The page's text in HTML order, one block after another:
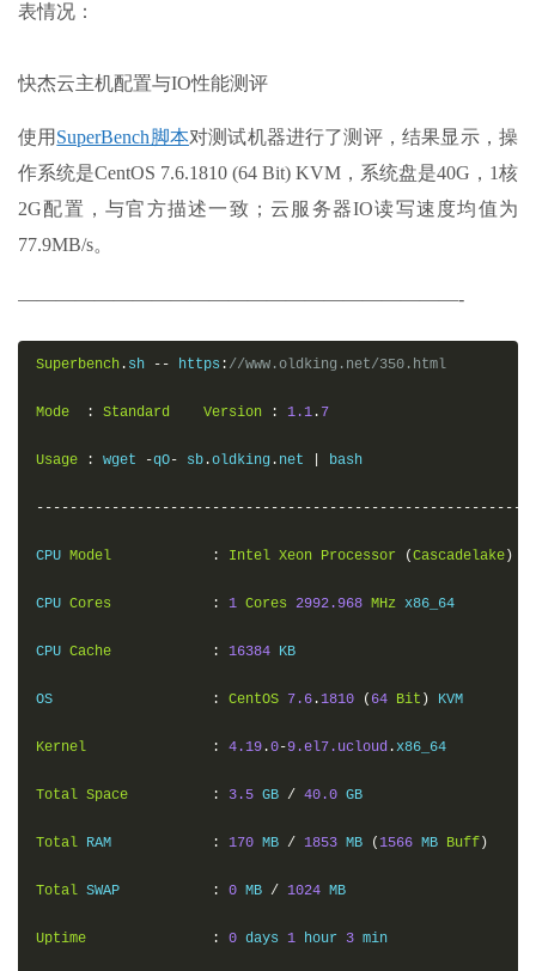
表情况：
快杰云主机配置与IO性能测评
使用 SuperBench脚本对测试机器进行了测评，结果显示，操
作系统是CentOS 7.6.1810 (64 Bit) KVM，系统盘是40G，1核
2G配置，与官方描述一致；云服务器IO读写速度均值为
77.9MB/s。
———————————————————————-
Superbench . sh -- https : //www.oldking.net/350.html
Mode : Standard Version : 1.1 . 7
Usage : wget -qO- sb .oldking . net bash
CPU Model : Intel Xeon Processor (Cascadelake )
CPU Cores : 1 Cores 2992.968 MHz x86_64
CPU Cache : 16384 KB
OS : CentOS 7.6 . 1810 ( 64 Bit ) KVM
Kernel : 4.19 .0-9.el7.ucloud .x86_64
Total Space : 3.5 GB / 40.0 GB
Total RAM : 170 MB / 1853 MB ( 1566 MB Buff )
Total SWAP : 0 MB / 1024 MB
Uptime : 0 days 1 hour 3 min